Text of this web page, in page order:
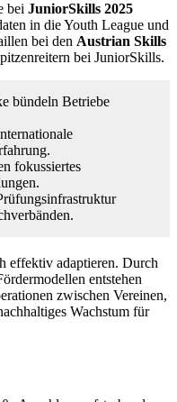
bei JuniorSkills 2025
in die Youth League und
bei den Austrian Skills
bei JuniorSkills.
bündeln Betriebe
fokussiertes
effektiv adaptieren. Durch
entstehen
zwischen Vereinen,
Wachstum für